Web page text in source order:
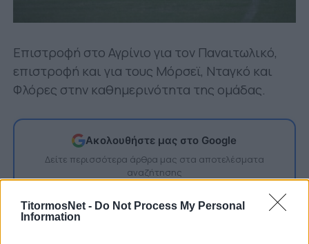
TitormosNet - Do Not Process My Personal
Information
Επιστροφή στο Αγρίνιο για τον Παναιτωλικό,
επιστροφή και για τους Μόρσεϊ, Νταγκό και
Φλόρες στην καθημερινότητα της ομάδας.
Ακολουθήστε μας στο Google
Δείτε περισσότερα άρθρα μας στα αποτελέσματα
αναζήτησης
Add TitormosNet.gr on Google